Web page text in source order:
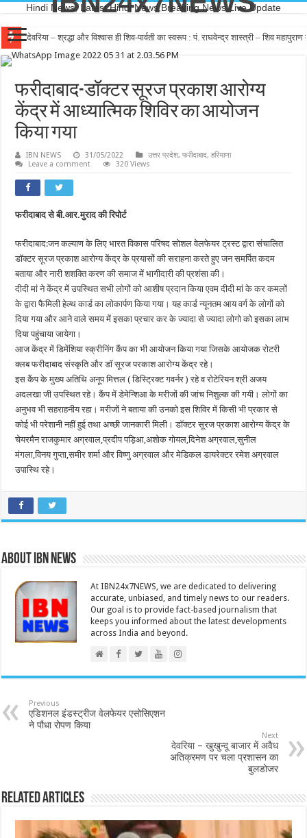
Hindi News, Latest Hindi News,Breaking News,Live Update
देवरिया – श्रद्धा और विश्वास ही शिव-पार्वती का स्वरूप : पं. राघवेन्द्र शास्त्री – शिव
फरीदाबाद-डॉक्टर सूरज प्रकाश आरोग्य
केंद्र में आध्यात्मिक शिविर का आयोजन
किया गया
IBN NEWS 31/05/2022 उत्तर प्रदेश,फरीदाबाद,हरियाणा
Leave a comment
320 Views
फरीदाबाद से बी.आर.मुराद की रिपोर्ट
फरीदाबाद:जन कल्याण के लिए भारत विकास परिषद सोशल वेलफेयर ट्रस्ट द्वारा संचालित
डॉक्टर सूरज प्रकाश आरोग्य केंद्र के प्रयासों की सराहना करते हुए जन समर्पित कदम
बताया और नारी शशक्ति करण की समाज में भागीदारी की प्रशंसा की।
दीदी मां ने केंद्र में उपस्थित सभी लोगों को आशीष प्रदान किया एवम दीदी मां के कर कमलों
के द्वारा फैमिली हेल्थ कार्ड का लोकार्पण किया गया। यह कार्ड न्यूनतम आय वर्ग के लोगों को
दिया गया और आने वाले समय में इसका प्रचार कर के ज्यादा से ज्यादा लोगो को इसका लाभ
दिया पहुंचाया जायेगा।
आज केंद्र में डिमेंशिया स्क्रीनिंग कैंप का भी आयोजन किया गया जिसके आयोजक रोटरी
क्लब फरीदाबाद संस्कृति और डॉ सूरज परकाश आरोग्य केंद्र रहे।
इस कैंप के मुख्य अतिथि अनूप मित्तल ( डिस्ट्रिक्ट गवर्नर ) रहे व रोटेरियन श्री अजय
अदलखा जी उपस्थित रहे। कैंप में डेमेन्शिआ के मरीजों की जांच निशुल्क की गयी। लोगों का
अनुभव भी सहराहनीय रहा। मरीजों ने बताया की उनको इस शिविर में किसी भी प्रकार से
कोई भी परेशानी नहीं हुई तथा अच्छी जानकारी मिली। डॉक्टर सूरज प्रकाश आरोग्य केंद्र के
चेयरमैन राजकुमार अग्रवाल,प्रदीप पड़िआ,अशोक गोयल,दिनेश अग्रवाल,सुनील
मंगला,विनय गुप्ता,समीर शर्मा और विष्णु अग्रवाल और मेडिकल डायरेक्टर रमेश अग्रवाल
उपास्थि रहे।
About IBN NEWS
At IBN24x7NEWS, we are dedicated to delivering
accurate, unbiased, and timely news to our readers.
Our goal is to provide fact-based journalism that
keeps you informed about the latest developments
across India and beyond.
Previous
एडिशनल इंडस्ट्रीज वेलफेयर एसोसिएशन
ने पौधा रोपण किया
Next
देवरिया – खुखुन्दू बाजार में अवैध
अतिक्रमण पर चला प्रशासन का
बुलडोजर
Related Articles